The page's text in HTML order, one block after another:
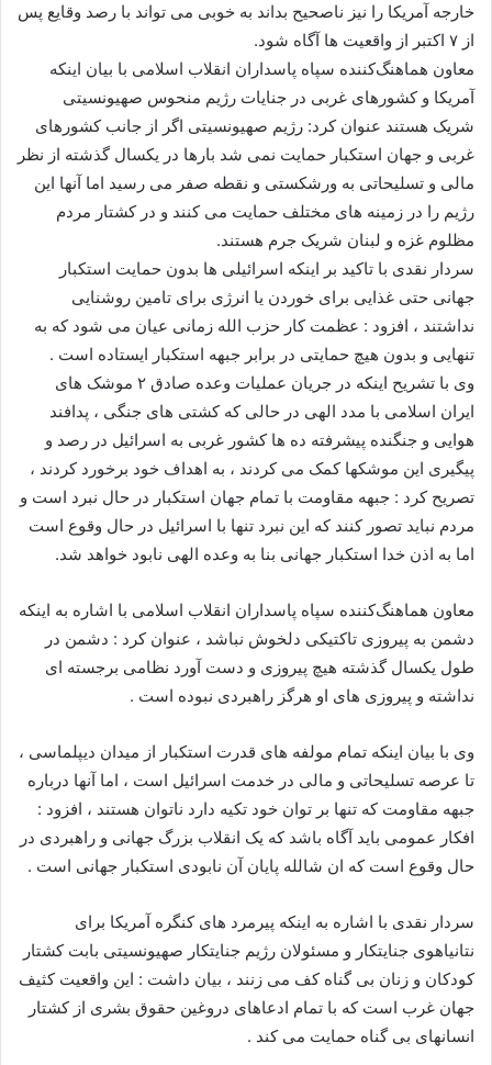
خارجه آمریکا را نیز ناصحیح بداند به خوبی می تواند با رصد وقایع پس
از ۷ اکتبر از واقعیت ها آگاه شود.
معاون هماهنگ‌کننده سپاه پاسداران انقلاب اسلامی با بیان اینکه
آمریکا و کشورهای غربی در جنایات رژیم منحوس صهیونسیتی
شریک هستند عنوان کرد: رژیم صهیونسیتی اگر از جانب کشورهای
غربی و جهان استکبار حمایت نمی شد بارها در یکسال گذشته از نظر
مالی و تسلیحاتی به ورشکستی و نقطه صفر می رسید اما آنها این
رژیم را در زمینه های مختلف حمایت می کنند و در کشتار مردم
مظلوم غزه و لبنان شریک جرم هستند.
سردار نقدی با تاکید بر اینکه اسرائیلی ها بدون حمایت استکبار
جهانی حتی غذایی برای خوردن یا انرژی برای تامین روشنایی
نداشتند ، افزود : عظمت کار حزب الله زمانی عیان می شود که به
تنهایی و بدون هیچ حمایتی در برابر جبهه استکبار ایستاده است .
وی با تشریح اینکه در جریان عملیات وعده صادق ۲ موشک های
ایران اسلامی با مدد الهی در حالی که کشتی های جنگی ، پدافند
هوایی و جنگنده پیشرفته ده ها کشور غربی به اسرائیل در رصد و
پیگیری این موشکها کمک می کردند ، به اهداف خود برخورد کردند ،
تصریح کرد : جبهه مقاومت با تمام جهان استکبار در حال نبرد است و
مردم نباید تصور کنند که این نبرد تنها با اسرائیل در حال وقوع است
اما به اذن خدا استکبار جهانی بنا به وعده الهی نابود خواهد شد.
معاون هماهنگ‌کننده سپاه پاسداران انقلاب اسلامی با اشاره به اینکه
دشمن به پیروزی تاکتیکی دلخوش نباشد ، عنوان کرد : دشمن در
طول یکسال گذشته هیچ پیروزی و دست آورد نظامی برجسته ای
نداشته و پیروزی های او هرگز راهبردی نبوده است .
وی با بیان اینکه تمام مولفه های قدرت استکبار از میدان دیپلماسی ،
تا عرصه تسلیحاتی و مالی در خدمت اسرائیل است ، اما آنها درباره
جبهه مقاومت که تنها بر توان خود تکیه دارد ناتوان هستند ، افزود :
افکار عمومی باید آگاه باشد که یک انقلاب بزرگ جهانی و راهبردی در
حال وقوع است که ان شالله پایان آن نابودی استکبار جهانی است .
سردار نقدی با اشاره به اینکه پیرمرد های کنگره آمریکا برای
نتانیاهوی جنایتکار و مسئولان رژیم جنایتکار صهیونسیتی بابت کشتار
کودکان و زنان بی گناه کف می زنند ، بیان داشت : این واقعیت کثیف
جهان غرب است که با تمام ادعاهای دروغین حقوق بشری از کشتار
انسانهای بی گناه حمایت می کند .